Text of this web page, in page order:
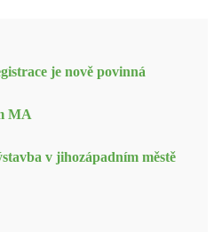
je nově povinná
MA
v jihozápadním městě